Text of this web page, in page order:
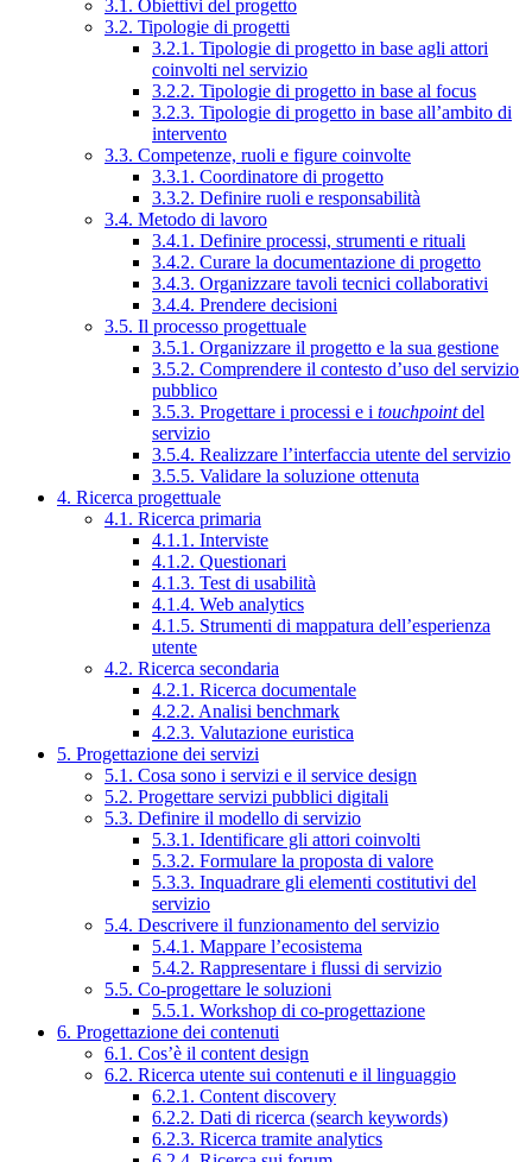
3.1. Obiettivi del progetto
3.2. Tipologie di progetti
3.2.1. Tipologie di progetto in base agli attori
coinvolti nel servizio
3.2.2. Tipologie di progetto in base al focus
3.2.3. Tipologie di progetto in base all’ambito di
intervento
3.3. Competenze, ruoli e figure coinvolte
3.3.1. Coordinatore di progetto
3.3.2. Definire ruoli e responsabilità
3.4. Metodo di lavoro
3.4.1. Definire processi, strumenti e rituali
3.4.2. Curare la documentazione di progetto
3.4.3. Organizzare tavoli tecnici collaborativi
3.4.4. Prendere decisioni
3.5. Il processo progettuale
3.5.1. Organizzare il progetto e la sua gestione
3.5.2. Comprendere il contesto d’uso del servizio
pubblico
3.5.3. Progettare i processi e i touchpointdel
servizio
3.5.4. Realizzare l’interfaccia utente del servizio
3.5.5. Validare la soluzione ottenuta
4. Ricerca progettuale
4.1. Ricerca primaria
4.1.1. Interviste
4.1.2. Questionari
4.1.3. Test di usabilità
4.1.4. Web analytics
4.1.5. Strumenti di mappatura dell’esperienza
utente
4.2. Ricerca secondaria
4.2.1. Ricerca documentale
4.2.2. Analisi benchmark
4.2.3. Valutazione euristica
5. Progettazione dei servizi
5.1. Cosa sono i servizi e il service design
5.2. Progettare servizi pubblici digitali
5.3. Definire il modello di servizio
5.3.1. Identificare gli attori coinvolti
5.3.2. Formulare la proposta di valore
5.3.3. Inquadrare gli elementi costitutivi del
servizio
5.4. Descrivere il funzionamento del servizio
5.4.1. Mappare l’ecosistema
5.4.2. Rappresentare i flussi di servizio
5.5. Co-progettare le soluzioni
5.5.1. Workshop di co-progettazione
6. Progettazione dei contenuti
6.1. Cos’è il content design
6.2. Ricerca utente sui contenuti e il linguaggio
6.2.1. Content discovery
6.2.2. Dati di ricerca (search keywords)
6.2.3. Ricerca tramite analytics